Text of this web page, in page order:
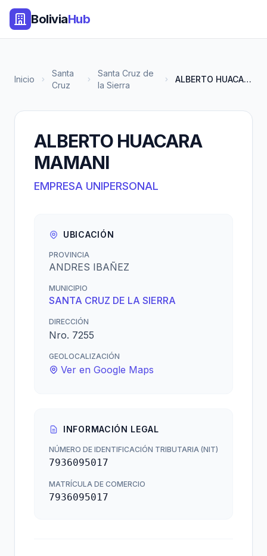
BoliviaHub
Inicio
Santa
Cruz
Santa Cruz de
la Sierra
ALBERTO HUACARA MAMANI
ALBERTO HUACARA
MAMANI
EMPRESA UNIPERSONAL
UBICACIÓN
PROVINCIA
ANDRES IBAÑEZ
MUNICIPIO
SANTA CRUZ DE LA SIERRA
DIRECCIÓN
Nro. 7255
GEOLOCALIZACIÓN
Ver en Google Maps
INFORMACIÓN LEGAL
NÚMERO DE IDENTIFICACIÓN TRIBUTARIA (NIT)
7936095017
MATRÍCULA DE COMERCIO
7936095017